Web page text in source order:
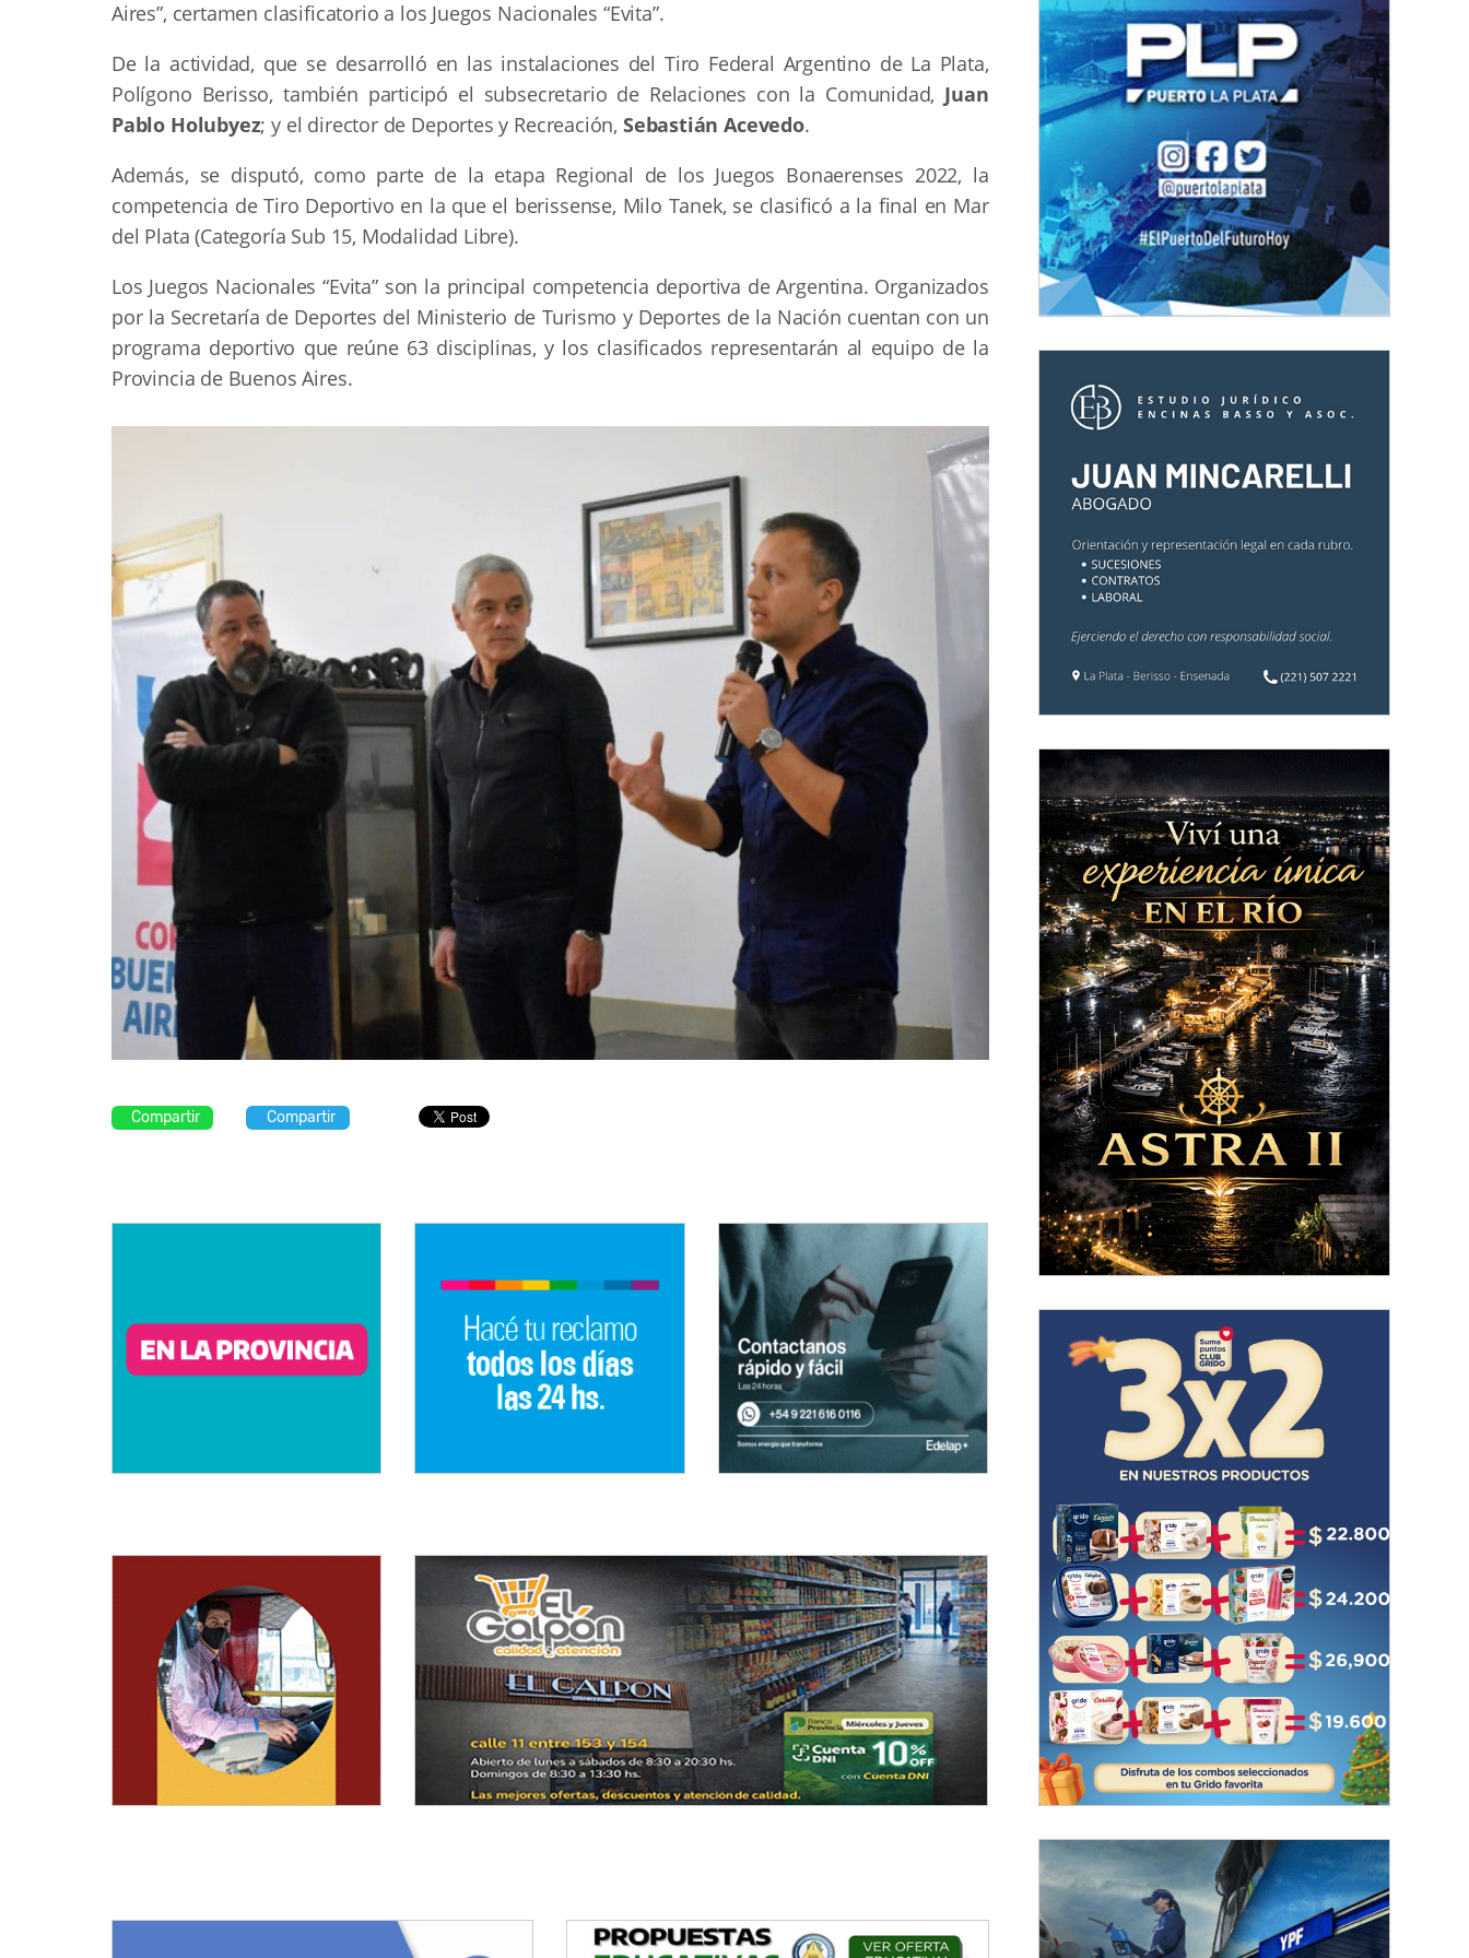
Aires”, certamen clasificatorio a los Juegos Nacionales “Evita”.
De la actividad, que se desarrolló en las instalaciones del Tiro Federal Argentino de La Plata,
Polígono Berisso, también participó el subsecretario de Relaciones con la Comunidad, Juan
Pablo Holubyez; y el director de Deportes y Recreación, Sebastián Acevedo.
Además, se disputó, como parte de la etapa Regional de los Juegos Bonaerenses 2022, la
competencia de Tiro Deportivo en la que el berissense, Milo Tanek, se clasificó a la final en Mar
del Plata (Categoría Sub 15, Modalidad Libre).
Los Juegos Nacionales “Evita” son la principal competencia deportiva de Argentina. Organizados
por la Secretaría de Deportes del Ministerio de Turismo y Deportes de la Nación cuentan con un
programa deportivo que reúne 63 disciplinas, y los clasificados representarán al equipo de la
Provincia de Buenos Aires.
Compartir Compartir